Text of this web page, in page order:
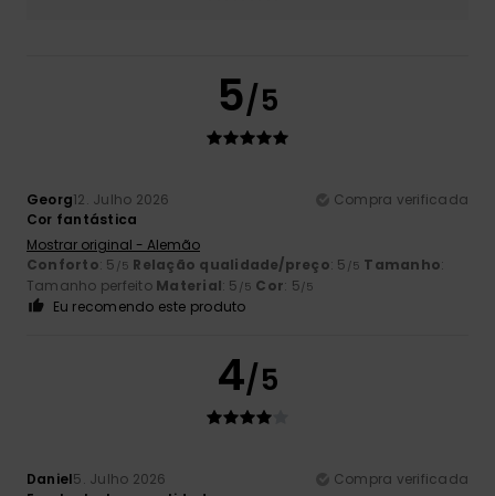
5/5
Georg12. Julho 2026
Compra verificada
Cor fantástica
Mostrar original - Alemão
Conforto: 5 /5 Relação qualidade/preço: 5 /5 Tamanho:
Tamanho perfeito Material: 5 /5 Cor: 5/5
Eu recomendo este produto
4/5
Daniel5. Julho 2026
Compra verificada